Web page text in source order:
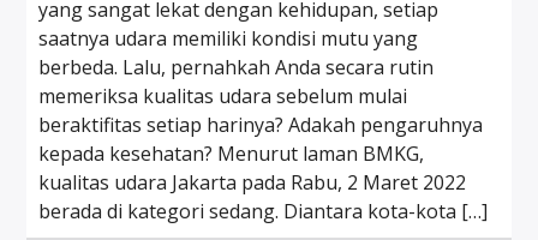
yang sangat lekat dengan kehidupan, setiap
saatnya udara memiliki kondisi mutu yang
berbeda. Lalu, pernahkah Anda secara rutin
memeriksa kualitas udara sebelum mulai
beraktifitas setiap harinya? Adakah pengaruhnya
kepada kesehatan? Menurut laman BMKG,
kualitas udara Jakarta pada Rabu, 2 Maret 2022
berada di kategori sedang. Diantara kota-kota […]